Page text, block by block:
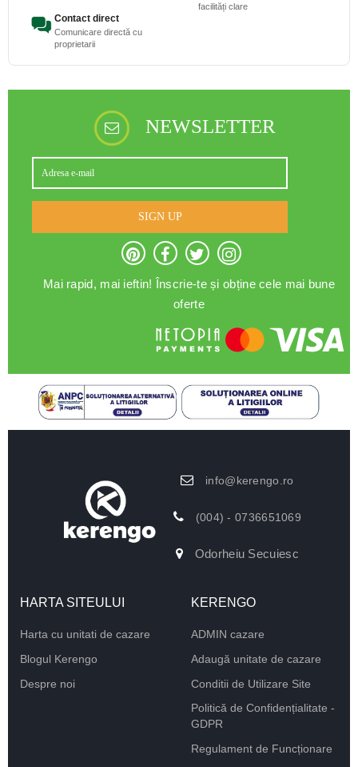
facilități clare
Contact direct
Comunicare directă cu
proprietarii
NEWSLETTER
SIGN UP
Mai rapid, mai ieftin! Înscrie-te și obține cele mai bune
oferte
info@kerengo.ro
(004) - 0736651069
Odorheiu Secuiesc
HARTA SITEULUI
Harta cu unitati de cazare
Blogul Kerengo
Despre noi
KERENGO
ADMIN cazare
Adaugă unitate de cazare
Conditii de Utilizare Site
Politică de Confidențialitate -
GDPR
Regulament de Funcționare